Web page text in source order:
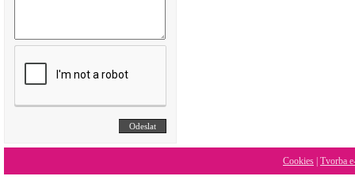
Cookies Tvorba